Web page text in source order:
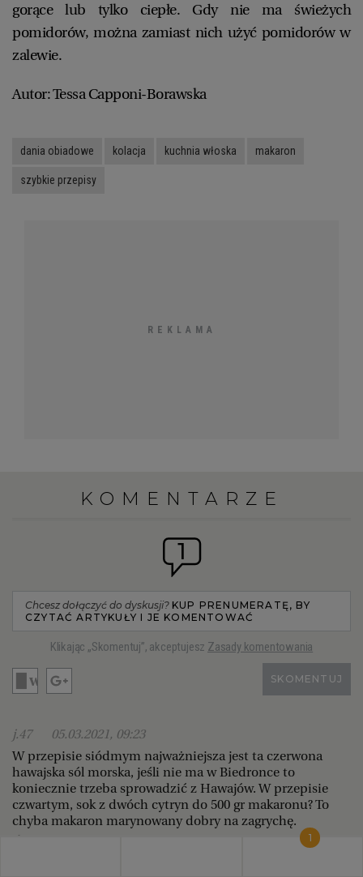
gorące lub tylko ciepłe. Gdy nie ma świeżych
pomidorów, można zamiast nich użyć pomidorów w
zalewie.
Autor: Tessa Capponi-Borawska
dania obiadowe kolacja kuchnia włoska makaron
szybkie przepisy
KOMENTARZE
1
Chcesz dołączyć do dyskusji? KUP PRENUMERATĘ, BY
CZYTAĆ ARTYKUŁY I JE KOMENTOWAĆ
Klikając „Skomentuj”, akceptujesz Zasady komentowania
SKOMENTUJ
j.47
05.03.2021, 09:23
W przepisie siódmym najważniejsza jest ta czerwona
hawajska sól morska, jeśli nie ma w Biedronce to
koniecznie trzeba sprowadzić z Hawajów. W przepisie
czwartym, sok z dwóch cytryn do 500 gr makaronu? To
chyba makaron marynowany dobry na zagrychę.
1